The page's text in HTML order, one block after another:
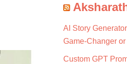
AI Story
Game-Changer
Custom GPT